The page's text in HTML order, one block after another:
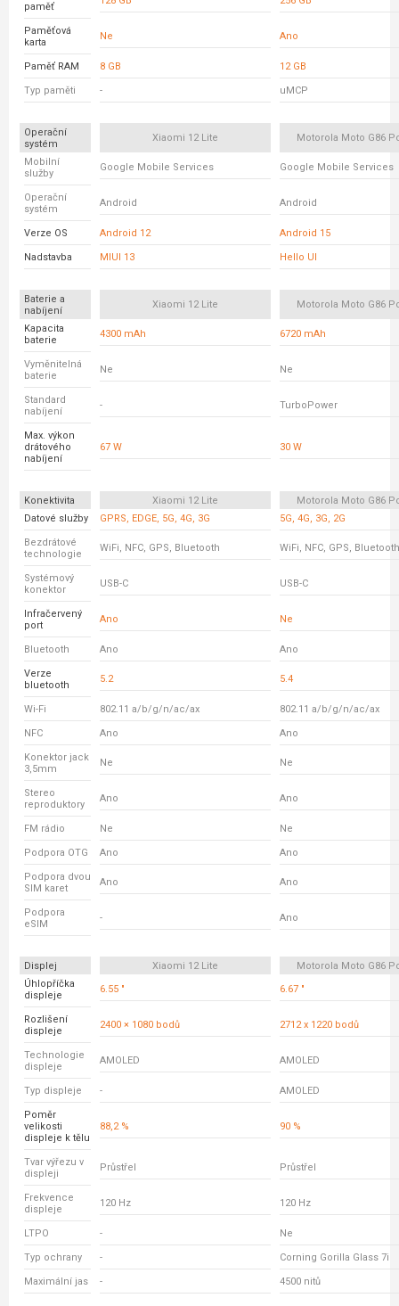
paměť
Paměťová
karta
Ne Ano
Paměť RAM 8 GB 12 GB
Typ paměti - uMCP
Operační
systém
Xiaomi 12 Lite Motorola Moto G86
Mobilní
služby
Google Mobile Services Google Mobile Services
Operační
systém
Android Android
Verze OS Android 12 Android 15
Nadstavba MIUI 13 Hello UI
Baterie a
nabíjení
Xiaomi 12 Lite Motorola Moto G86
Kapacita
baterie
4300 mAh 6720 mAh
Vyměnitelná
baterie
Ne Ne
Standard
nabíjení
- TurboPower
Max. výkon
drátového
nabíjení
67 W 30 W
Konektivita Xiaomi 12 Lite
Motorola Moto G86
Datové služby
GPRS, EDGE, 5G, 4G, 3G 5G, 4G, 3G, 2G
Bezdrátové
technologie
WiFi, NFC, GPS, Bluetooth WiFi, NFC, GPS, Bluetooth
Systémový
konektor
USB-C USB-C
Infračervený
port
Ano Ne
Bluetooth Ano Ano
Verze
bluetooth
5.2 5.4
Wi-Fi 802.11 a/b/g/n/ac/ax 802.11 a/b/g/n/ac/ax
NFC Ano Ano
Konektor jack
3,5mm
Ne Ne
Stereo
reproduktory
Ano Ano
FM rádio Ne Ne
Podpora OTG Ano Ano
Podpora dvou
SIM karet
Ano Ano
Podpora
eSIM
- Ano
Displej Xiaomi 12 Lite
Motorola Moto G86
Úhlopříčka
displeje
6.55 " 6.67 "
Rozlišení
displeje
2400 × 1080 bodů 2712 x 1220 bodů
Technologie
displeje
AMOLED AMOLED
Typ displeje - AMOLED
Poměr
velikosti
displeje k tělu
88,2 % 90 %
Tvar výřezu v
displeji
Průstřel Průstřel
Frekvence
displeje
120 Hz 120 Hz
LTPO - Ne
Typ ochrany - Corning Gorilla Glass 7i
Maximální jas - 4500 nitů